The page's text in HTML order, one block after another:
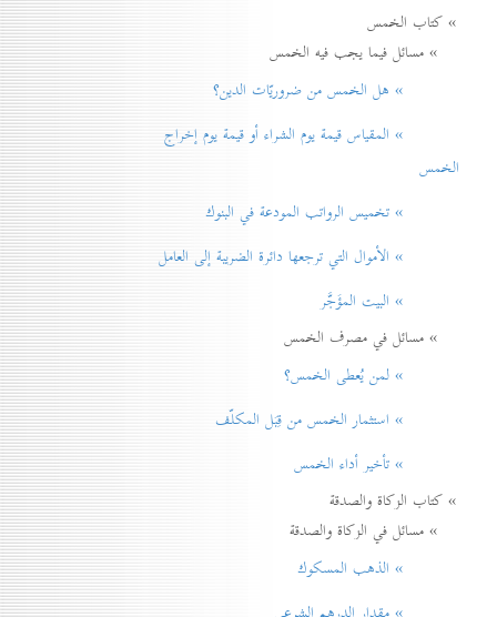
» كتاب الخمس
» مسائل فيما يجب فيه الخمس
» هل الخمس من ضروريّات الدين؟
» المقياس قيمة يوم الشراء أو قيمة يوم إخراج
الخمس
» تخميس الرواتب المودعة في البنوك
» الأموال التي ترجعها دائرة الضريبة إلی العامل
» البيت المؤَجَّر
» مسائل في مصرف الخمس
» لمن يُعطی الخمس؟
» استثمار الخمس من قِبَل المكلّف
» تأخير أداء الخمس
» كتاب الزكاة والصدقة
» مسائل في الزكاة والصدقة
» الذهب المسكوك